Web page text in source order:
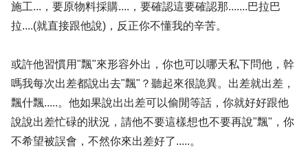
施工...，要原物料採購....，要確認這要確認那.......巴拉巴
拉....(就直接跟他說)，反正你不懂我的辛苦。
或許他習慣用"飄"來形容外出，你也可以哪天私下問他，幹
嗎我每次出差都說出去"飄"？聽起來很詭異。出差就出差，
飄什飄.....。他如果說出出差可以偷閒等話，你就好好跟他
說說出差忙碌的狀況，請他不要這樣想也不要再說"飄"，你
不希望被誤會，不然你來出差好了.....。